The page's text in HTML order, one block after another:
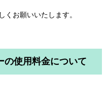
くお願いいたします。
の使用料金について